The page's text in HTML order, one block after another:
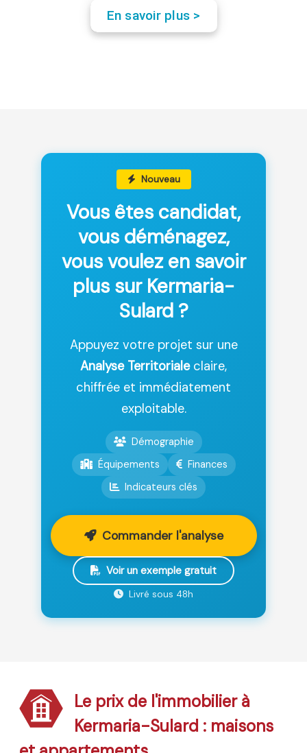
En savoir plus >
Nouveau
Vous êtes candidat,
vous déménagez,
vous voulez en savoir
plus sur Kermaria-
Sulard ?
Appuyez votre projet sur une
Analyse Territorialeclaire,
chiffrée et immédiatement
exploitable.
Démographie
Équipements
Finances
Indicateurs clés
Commander l'analyse
Voir un exemple gratuit
Livré sous 48h
Le prix de l'immobilier à
Kermaria-Sulard : maisons